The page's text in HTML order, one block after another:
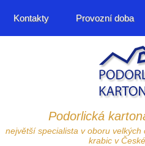
Kontakty Provozní doba
Podorlická
největší specialista v oboru
krabic v